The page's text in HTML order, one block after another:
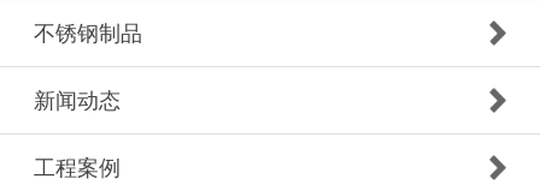
不锈钢制品
新闻动态
工程案例